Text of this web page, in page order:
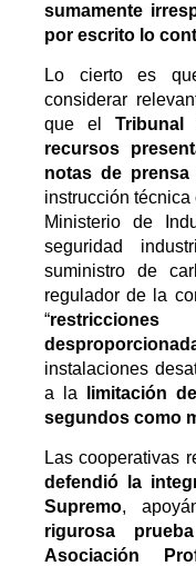
sumamente
por escrito lo
Lo cierto es
considerar
que elTribunal
recursos
notas de prensa
instrucción técnica
Ministerio de
seguridad
suministro de
regulador de la
“
instalaciones
a la limitación
segundos como
Las cooperativas
defendió la
Supremo,
rigurosa
Asociación